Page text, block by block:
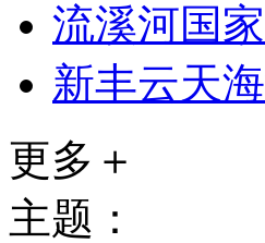
流溪河国
新丰云天
更多＋
主题：